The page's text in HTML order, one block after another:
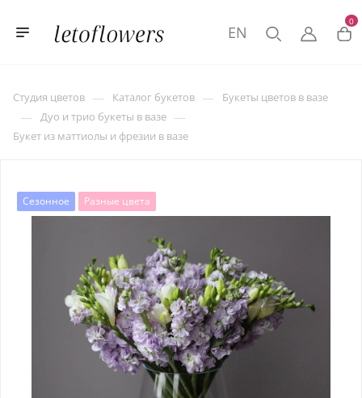
0
EN
Студия цветов — Каталог букетов — Букеты цветов в вазе
— Дуо и трио букеты в вазе —
Букет из маттиолы и фрезии в вазе
Сезонное Разные цвета